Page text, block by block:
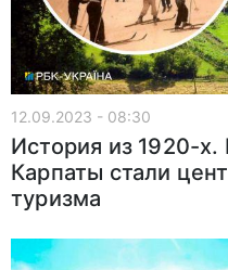
12.09.2023 - 08:30
История из 1920-х.
Карпаты стали
туризма